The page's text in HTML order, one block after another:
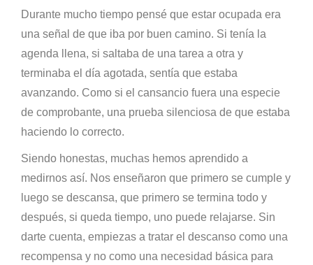
Durante mucho tiempo pensé que estar ocupada era
una señal de que iba por buen camino. Si tenía la
agenda llena, si saltaba de una tarea a otra y
terminaba el día agotada, sentía que estaba
avanzando. Como si el cansancio fuera una especie
de comprobante, una prueba silenciosa de que estaba
haciendo lo correcto.
Siendo honestas, muchas hemos aprendido a
medirnos así. Nos enseñaron que primero se cumple y
luego se descansa, que primero se termina todo y
después, si queda tiempo, uno puede relajarse. Sin
darte cuenta, empiezas a tratar el descanso como una
recompensa y no como una necesidad básica para